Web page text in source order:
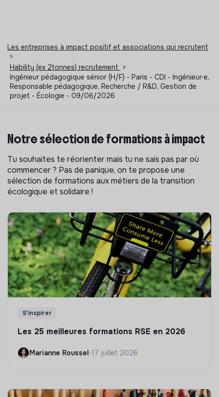
Les entreprises à impact positif et associations qui recrutent
>
Hability (ex 2tonnes) recrutement
>
Ingénieur pédagogique sénior (H/F) - Paris - CDI - Ingénieur⸱e,
Responsable pédagogique, Recherche / R&D, Gestion de
projet - Écologie - 09/06/2026
Notre sélection de formations à impact
Tu souhaites te réorienter mais tu ne sais pas par où
commencer ? Pas de panique, on te propose une
sélection de formations aux métiers de la transition
écologique et solidaire !
S'inspirer
Les 25 meilleures formations RSE en 2026
Marianne Roussel•17 juillet 2026